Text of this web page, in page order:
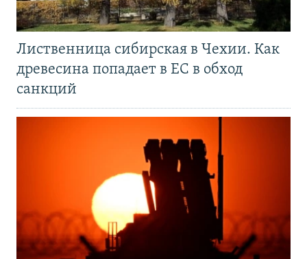
Лиственница сибирская в Чехии. Как
древесина попадает в ЕС в обход
санкций